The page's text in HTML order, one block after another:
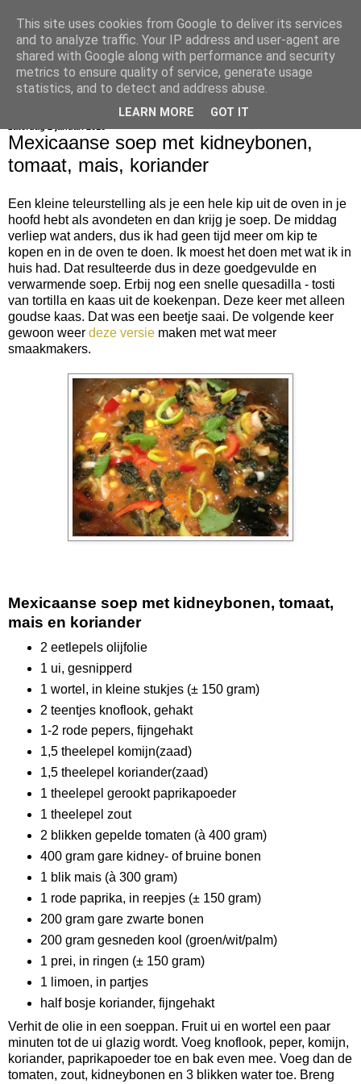
bijna net zo lekker als thuis
Mexicaanse soep met kidneybonen,
tomaat, mais, koriander
Een kleine teleurstelling als je een hele kip uit de oven in je
hoofd hebt als avondeten en dan krijg je soep. De middag
verliep wat anders, dus ik had geen tijd meer om kip te
kopen en in de oven te doen. Ik moest het doen met wat ik in
huis had. Dat resulteerde dus in deze goedgevulde en
verwarmende soep. Erbij nog een snelle quesadilla - tosti
van tortilla en kaas uit de koekenpan. Deze keer met alleen
goudse kaas. Dat was een beetje saai. De volgende keer
gewoon weer deze versie maken met wat meer
smaakmakers.
Mexicaanse soep met kidneybonen, tomaat,
mais en koriander
2 eetlepels olijfolie
1 ui, gesnipperd
1 wortel, in kleine stukjes (± 150 gram)
2 teentjes knoflook, gehakt
1-2 rode pepers, fijngehakt
1,5 theelepel komijn(zaad)
1,5 theelepel koriander(zaad)
1 theelepel gerookt paprikapoeder
1 theelepel zout
2 blikken gepelde tomaten (à 400 gram)
400 gram gare kidney- of bruine bonen
1 blik mais (à 300 gram)
1 rode paprika, in reepjes (± 150 gram)
200 gram gare zwarte bonen
200 gram gesneden kool (groen/wit/palm)
1 prei, in ringen (± 150 gram)
1 limoen, in partjes
half bosje koriander, fijngehakt
Verhit de olie in een soeppan. Fruit ui en wortel een paar
minuten tot de ui glazig wordt. Voeg knoflook, peper, komijn,
koriander, paprikapoeder toe en bak even mee. Voeg dan de
tomaten, zout, kidneybonen en 3 blikken water toe. Breng
This site uses cookies from Google to deliver its services
and to analyze traffic. Your IP address and user-agent are
shared with Google along with performance and security
metrics to ensure quality of service, generate usage
statistics, and to detect and address abuse.
LEARN MORE GOT IT